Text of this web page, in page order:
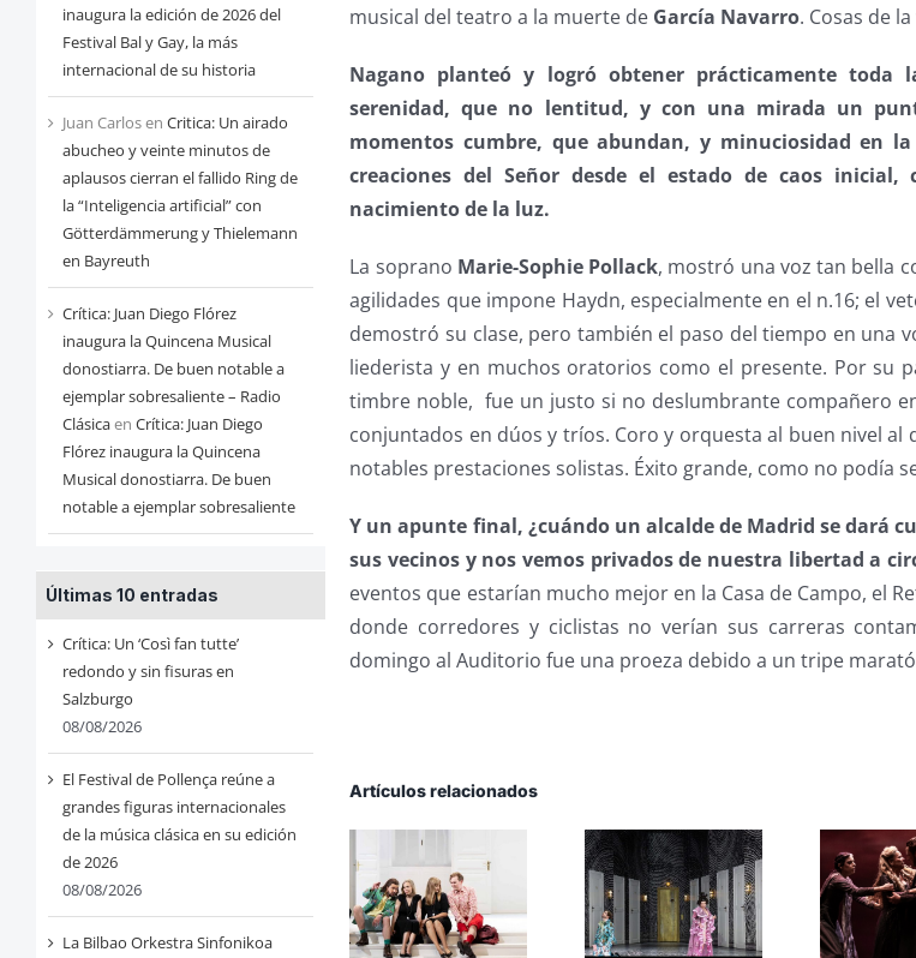
inaugura la edición de 2026 del
Festival Bal y Gay, la más
internacional de su historia
Juan Carlosen Critica: Un airado
abucheo y veinte minutos de
aplausos cierran el fallido Ring de
la “Inteligencia artificial” con
Götterdämmerung y Thielemann
en Bayreuth
Crítica: Juan Diego Flórez
inaugura la Quincena Musical
donostiarra. De buen notable a
ejemplar sobresaliente – Radio
Clásicaen Crítica: Juan Diego
Flórez inaugura la Quincena
Musical donostiarra. De buen
notable a ejemplar sobresaliente
Últimas 10 entradas
Crítica: Un ‘Così fan tutte’
redondo y sin fisuras en
Salzburgo
08/08/2026
El Festival de Pollença reúne a
grandes figuras internacionales
de la música clásica en su edición
de 2026
08/08/2026
La Bilbao Orkestra Sinfonikoa
musical del teatro a la muerte de García Navarro. Cosas de
Nagano planteó y logró obtener prácticamente
serenidad, que no lentitud, y con una mirada un
momentos cumbre, que abundan, y minuciosidad en
creaciones del Señor desde el estado de caos
nacimiento de la luz.
La soprano Marie-Sophie Pollack, mostró una voz tan bella
agilidades que impone Haydn, especialmente en el n.16; el
demostró su clase, pero también el paso del tiempo en una
liederista y en muchos oratorios como el presente. Por su
timbre noble, fue un justo si no deslumbrante compañero
conjuntados en dúos y tríos. Coro y orquesta al buen nivel
notables prestaciones solistas. Éxito grande, como no podía
Y un apunte final, ¿cuándo un alcalde de Madrid se dará
sus vecinos y nos vemos privados de nuestra libertad a
eventos que estarían mucho mejor en la Casa de Campo, el
donde corredores y ciclistas no verían sus carreras
domingo al Auditorio fue una proeza debido a un tripe
Artículos relacionados